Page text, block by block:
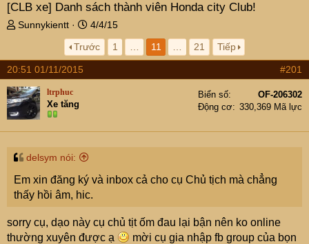
[CLB xe] Danh sách thành viên Honda city Club!
T
e
a
d
s
t
t
r
Sunnykientt
N
g
à
y
4/4/15
Trước
1 11 21 Tiếp
20:51 01/11/2015 #201
ltrphuc
Xe tăng
Biển số
OF-206302
Động cơ
330,369 Mã lực
delsym nói:
Em xin đăng ký và inbox cả cho cụ Chủ tịch mà chẳng
thấy hồi âm, hic.
sorry cụ, dạo này cụ chủ tịt ốm đau lại bận nên ko online
thường xuyên được ạ
mời cụ gia nhập fb group của bọn